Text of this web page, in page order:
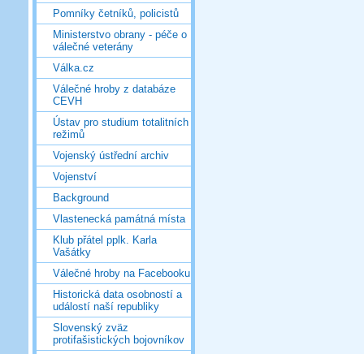
Pomníky četníků, policistů
Ministerstvo obrany - péče o
válečné veterány
Válka.cz
Válečné hroby z databáze
CEVH
Ústav pro studium totalitních
režimů
Vojenský ústřední archiv
Vojenství
Background
Vlastenecká památná místa
Klub přátel pplk. Karla
Vašátky
Válečné hroby na Facebooku
Historická data osobností a
událostí naší republiky
Slovenský zväz
protifašistických bojovníkov